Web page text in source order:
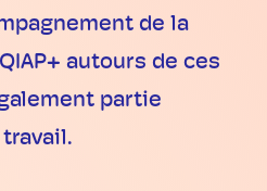
de la
autours de ces
partie